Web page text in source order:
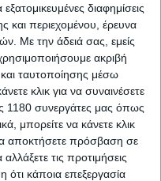
διαφημίσεις
και περιεχομένου, έρευνα
Με την άδειά σας, εμείς
ακριβή
ταυτοποίησης μέσω
κλικ για να συναινέσετε
1180 συνεργάτες μας όπως
μπορείτε να κάνετε κλικ
αποκτήσετε πρόσβαση σε
τις προτιμήσεις
ότι κάποια επεξεργασία
Εντατικής
τη ΜΕΘ και τώρα
τη διαδικασία
της οικογένειας,
του από τον κόσμο
οι οποίοι έχουν
Η πρόοδός
σημάδια ανάρρωσης